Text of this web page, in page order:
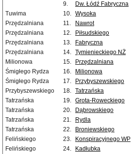
9.
Dw. Łódź Fabryczna
Tuwima
10. Wysoka
Przędzalniana
11. Nawrot
Przędzalniana
12. Piłsudskiego
Przędzalniana
13. Fabryczna
Przędzalniana
14. Tymienieckiego NŻ
Milionowa
15. Przędzalniana
Śmigłego Rydza
16. Milionowa
Śmigłego Rydza
17. Przybyszewskiego
Przybyszewskiego
18. Tatrzańska
Tatrzańska
19. Grota-Roweckiego
Tatrzańska
20. Dąbrowskiego
Tatrzańska
21. Rydla
Tatrzańska
22. Broniewskiego
Felińskiego
23. Konspiracyjnego WP
Felińskiego
24. Kadłubka